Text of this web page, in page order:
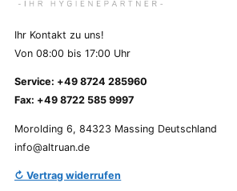
Ihr Kontakt zu uns!
Von 08:00 bis 17:00 Uhr
Service: +49 8724 285960
Fax: +49 8722 585 9997
Morolding 6, 84323 Massing Deutschland
info@altruan.de
↻ Vertrag widerrufen